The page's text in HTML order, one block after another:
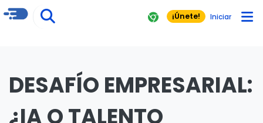
¡Únete! Iniciar
DESAFÍO EMPRESARIAL:
¿IA O TALENTO